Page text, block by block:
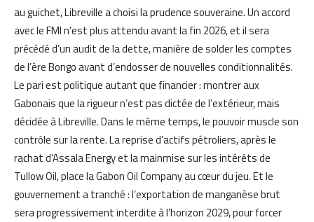
au guichet, Libreville a choisi la prudence souveraine. Un accord
avec le FMI n’est plus attendu avant la fin 2026, et il sera
précédé d’un audit de la dette, manière de solder les comptes
de l’ère Bongo avant d’endosser de nouvelles conditionnalités.
Le pari est politique autant que financier : montrer aux
Gabonais que la rigueur n’est pas dictée de l’extérieur, mais
décidée à Libreville. Dans le même temps, le pouvoir muscle son
contrôle sur la rente. La reprise d’actifs pétroliers, après le
rachat d’Assala Energy et la mainmise sur les intérêts de
Tullow Oil, place la Gabon Oil Company au cœur du jeu. Et le
gouvernement a tranché : l’exportation de manganèse brut
sera progressivement interdite à l’horizon 2029, pour forcer